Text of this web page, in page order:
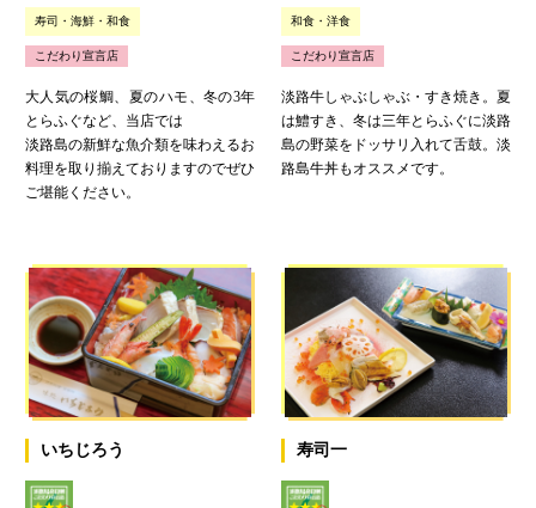
寿司・海鮮・和食
こだわり宣言店
大人気の桜鯛、夏のハモ、冬の3年
とらふぐなど、当店では
淡路島の新鮮な魚介類を味わえるお
料理を取り揃えておりますのでぜひ
ご堪能ください。
和食・洋食
こだわり宣言店
淡路牛しゃぶしゃぶ・すき焼き。夏
は鱧すき、冬は三年とらふぐに淡路
島の野菜をドッサリ入れて舌鼓。淡
路島牛丼もオススメです。
いちじろう 寿司一